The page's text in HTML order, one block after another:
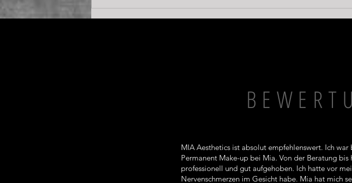
DEFINE – das limitierte 12-
Gesundheit und
MIA Aesthetics ist absolut empfehlenswert. Ich
Permanent Make-up bei Mia. Von der Beratung
professionell und gut aufgehoben. Ich hatte vor
Nervenschmerzen im Gesicht habe. Mia hat mich